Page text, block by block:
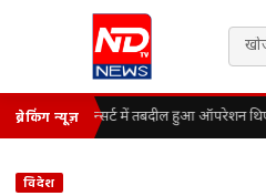
ब्रेकिंग न्यूज़कॉन्सर्ट में तबदील हुआ ऑपरेशन
विदेश